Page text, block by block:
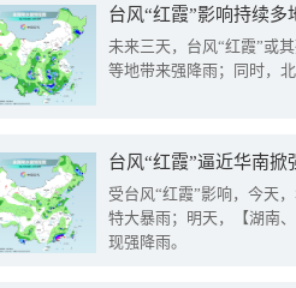
台风“红霞”影响持续
未来三天，台风“红霞”或
等地带来强降雨；同时，
台风“红霞”逼近华南
受台风“红霞”影响，今天
特大暴雨；明天，【湖南
现强降雨。